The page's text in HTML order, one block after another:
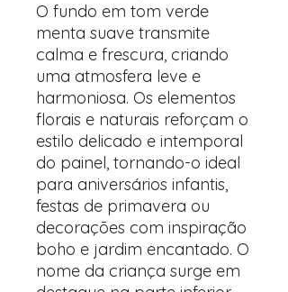
O fundo em tom verde
menta suave transmite
calma e frescura, criando
uma atmosfera leve e
harmoniosa. Os elementos
florais e naturais reforçam o
estilo delicado e intemporal
do painel, tornando-o ideal
para aniversários infantis,
festas de primavera ou
decorações com inspiração
boho e jardim encantado. O
nome da criança surge em